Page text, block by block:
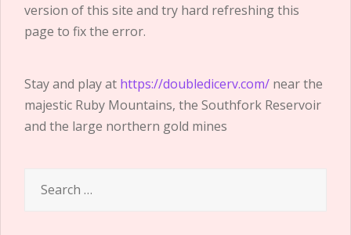
version of this site and try hard refreshing this
page to fix the error.
Stay and play at https://doubledicerv.com/ near the
majestic Ruby Mountains, the Southfork Reservoir
and the large northern gold mines
for: